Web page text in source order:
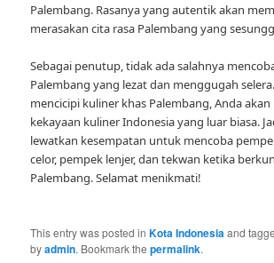
Palembang. Rasanya yang autentik akan
merasakan cita rasa Palembang yang
Sebagai penutup, tidak ada salahnya
Palembang yang lezat dan menggugah
mencicipi kuliner khas Palembang, Anda akan
kekayaan kuliner Indonesia yang luar biasa.
lewatkan kesempatan untuk mencoba
celor, pempek lenjer, dan tekwan ketika
Palembang. Selamat menikmati!
This entry was posted inKota Indonesiaand
byadmin. Bookmark thepermalink.